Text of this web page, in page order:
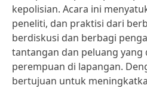
kepolisian. Acara ini
peneliti, dan praktisi dari
berdiskusi dan berbagi
tantangan dan peluang yang
perempuan di lapangan.
bertujuan untuk